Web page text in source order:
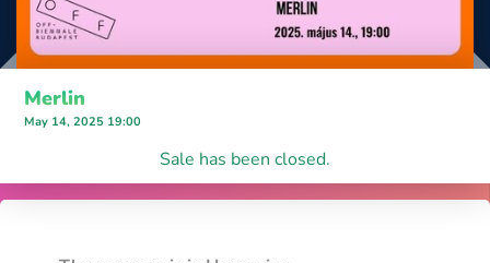
Merlin
May 14, 2025 19:00
Sale has been closed.